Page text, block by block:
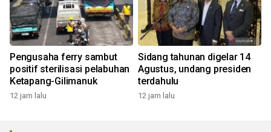
Pengusaha ferry sambut
positif sterilisasi pelabuhan
Ketapang-Gilimanuk
12 jam lalu
Sidang tahunan digelar 14
Agustus, undang presiden
terdahulu
12 jam lalu